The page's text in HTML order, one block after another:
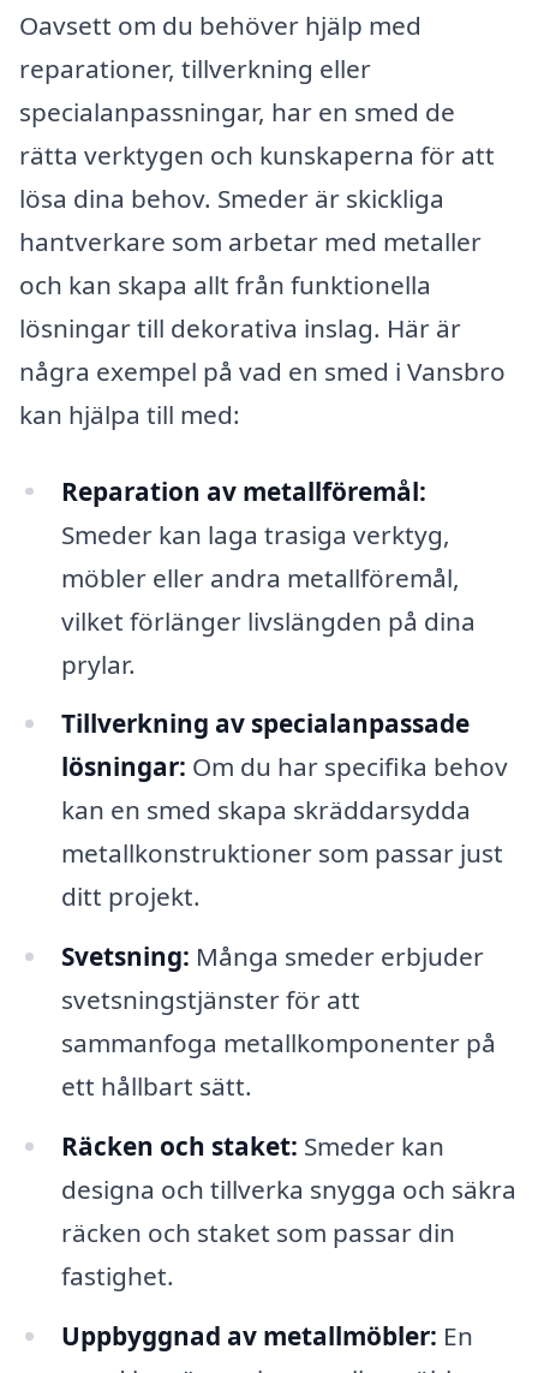
Oavsett om du behöver hjälp med
reparationer, tillverkning eller
specialanpassningar, har en smed de
rätta verktygen och kunskaperna för att
lösa dina behov. Smeder är skickliga
hantverkare som arbetar med metaller
och kan skapa allt från funktionella
lösningar till dekorativa inslag. Här är
några exempel på vad en smed i Vansbro
kan hjälpa till med:
Reparation av metallföremål:
Smeder kan laga trasiga verktyg,
möbler eller andra metallföremål,
vilket förlänger livslängden på dina
prylar.
Tillverkning av specialanpassade
lösningar: Om du har specifika behov
kan en smed skapa skräddarsydda
metallkonstruktioner som passar just
ditt projekt.
Svetsning: Många smeder erbjuder
svetsningstjänster för att
sammanfoga metallkomponenter på
ett hållbart sätt.
Räcken och staket: Smeder kan
designa och tillverka snygga och säkra
räcken och staket som passar din
fastighet.
Uppbyggnad av metallmöbler: En